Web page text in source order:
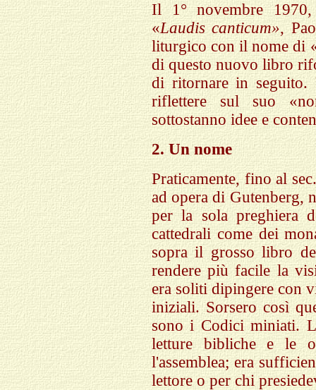
Il 1° novembre
«Laudis canticum»,
liturgico con il nome di
di questo nuovo libro
di ritornare in seguito.
riflettere sul suo
sottostanno idee e
2. Un nome
Praticamente, fino al
ad opera di Gutenberg,
per la sola preghiera
cattedrali come dei
sopra il grosso libro
rendere più facile la
era soliti dipingere con
iniziali. Sorsero così
sono i Codici miniati.
letture bibliche e le
l'assemblea; era
lettore o per chi